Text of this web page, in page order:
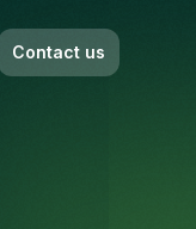
Contact us